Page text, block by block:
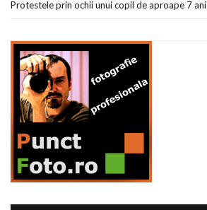
Protestele prin ochii unui copil de aproape 7 ani